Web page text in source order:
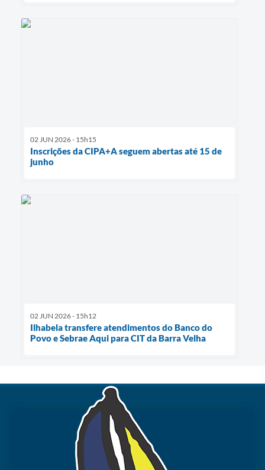
02 JUN 2026 - 15h15
Inscrições da CIPA+A seguem abertas até 15 de
junho
02 JUN 2026 - 15h12
Ilhabela transfere atendimentos do Banco do
Povo e Sebrae Aqui para CIT da Barra Velha